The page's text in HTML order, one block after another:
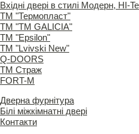
Вхідні двері в стилі Модерн, HI-
TM "Термопласт"
TM "ТМ GALICIA"
ТМ "Epsilon"
ТМ "Lvivski New"
Q-DOORS
ТМ Страж
FORT-M
Дверна фурнітура
Білі міжкімнатні двері
Контакти